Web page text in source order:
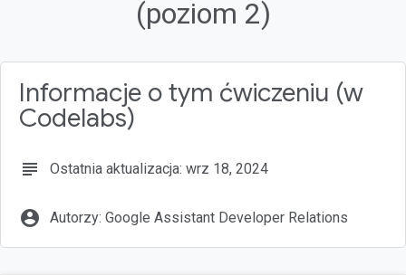
2. Kontynuowanie tworzenia interfejsu konwersacyjnego
(poziom 2)
Informacje o tym ćwiczeniu (w
Codelabs)
subject Ostatnia aktualizacja: wrz 18, 2024
account_circle Autorzy: Google Assistant Developer Relations